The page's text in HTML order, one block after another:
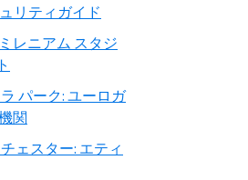
リティガイド
レニアム スタジ
パーク: ユーロガ
関
ェスター: エティ